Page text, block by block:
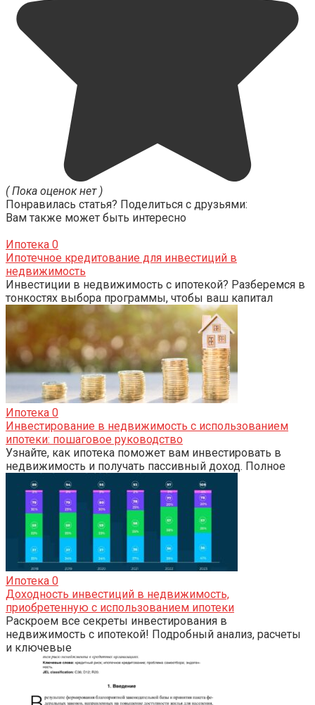
( Пока оценок нет )
Понравилась статья? Поделиться с друзьями:
Вам также может быть интересно
Ипотека 0
Ипотечное кредитование для инвестиций в
недвижимость
Инвестиции в недвижимость с ипотекой? Разберемся в
тонкостях выбора программы, чтобы ваш капитал
Ипотека 0
Инвестирование в недвижимость с использованием
ипотеки: пошаговое руководство
Узнайте, как ипотека поможет вам инвестировать в
недвижимость и получать пассивный доход. Полное
Ипотека 0
Доходность инвестиций в недвижимость,
приобретенную с использованием ипотеки
Раскроем все секреты инвестирования в
недвижимость с ипотекой! Подробный анализ, расчеты
и ключевые